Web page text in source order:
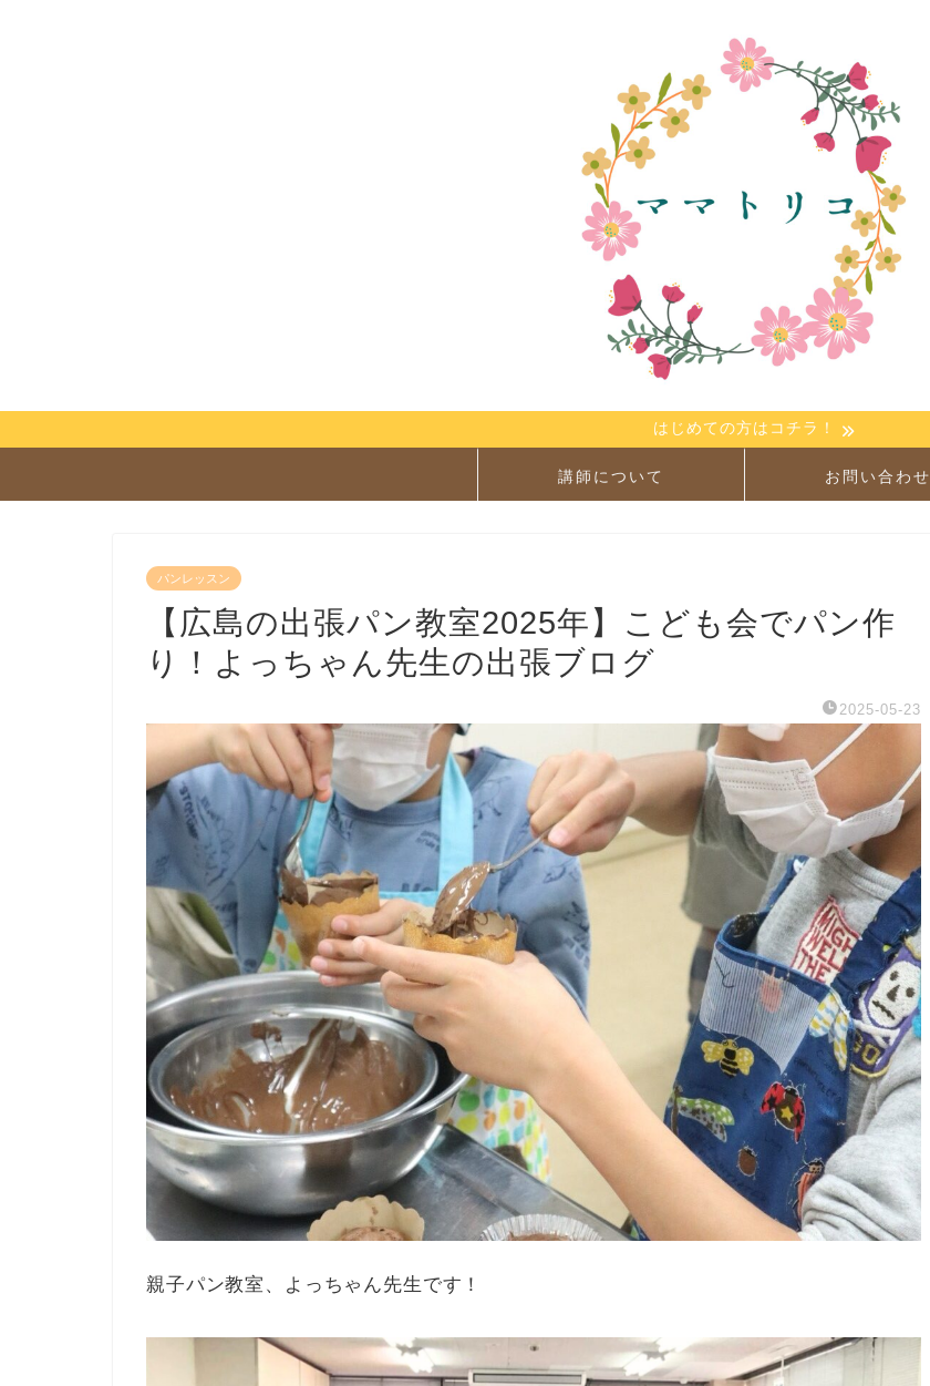
はじめての方はコチラ！
講師について お問い合わせ
パンレッスン
【広島の出張パン教室2025年】こども会でパン作
り！よっちゃん先生の出張ブログ
2025-05-23
親子パン教室、よっちゃん先生です！